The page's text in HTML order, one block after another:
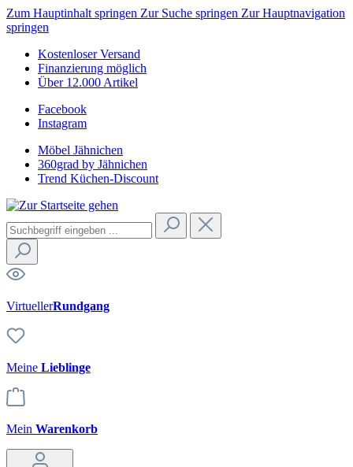
Zum Hauptinhalt springen Zur Suche springen Zur Hauptnavigation
springen
Kostenloser Versand
Finanzierung möglich
Über 12.000 Artikel
Facebook
Instagram
Möbel Jähnichen
360grad by Jähnichen
Trend Küchen-Discount
VirtuellerRundgang
Meine Lieblinge
Mein Warenkorb